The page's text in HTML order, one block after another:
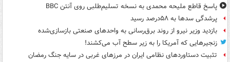
پاسخ قاطع ملیحه محمدی به نسخه تسلیم‌طلبی روی آنتن BBC
پرشدگی سدها به ۵۸درصد رسید
بازدید وزیر نیرو از روند برق‌رسانی به واحدهای صنعتی بازسازی‌شده
زنجیرهایی که آمریکا را به زیر سطح آب می‌کشند!
تثبیت دستاوردهای نظامی ایران در مرزهای غربی در سایه جنگ رمضان